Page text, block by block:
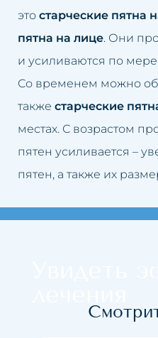
Неудачная
Обвисшая
Нависшие
Обвисшие
Пятна на коже
загара
Расширенные
Подтяжка век
Увеличение
Подтяжка
Удаление
Устранение
макияжа
Удаление
это старческие пятна
пятна на лице. Они
и усиливаются по
Со временем можно
также старческие
местах. С возрастом
пятен усиливается –
пятен, а также их